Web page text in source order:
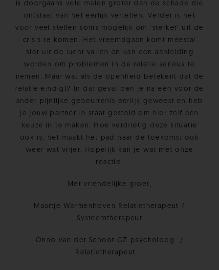
is doorgaans vele malen groter dan de schade die
ontstaat van het eerlijk vertellen. Verder is het
voor veel stellen soms mogelijk om ‘sterker’ uit de
crisis te komen. Het vreemdgaan komt meestal
niet uit de lucht vallen en kan een aanleiding
worden om problemen in de relatie serieus te
nemen. Maar wat als de openheid betekent dat de
relatie eindigt? In dat geval ben je na een voor de
ander pijnlijke gebeurtenis eerlijk geweest en heb
je jouw partner in staat gesteld om hier zelf een
keuze in te maken. Hoe verdrietig deze situatie
ook is, het maakt het pad naar de toekomst ook
weer wat vrijer. Hopelijk kan je wat met onze
reactie.
Met vriendelijke groet,
Maartje Warmenhoven Relatietherapeut /
Systeemtherapeut
Onno van der Schoot GZ-psycholoog /
Relatietherapeut